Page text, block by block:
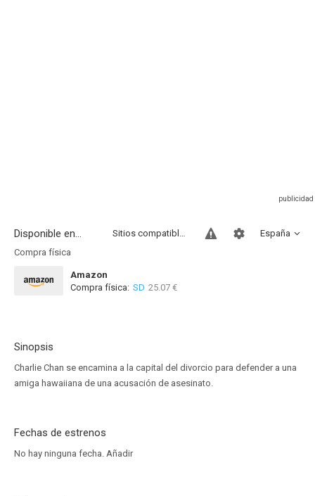
Disponible en... España
Sitios compatibles
Compra física
Amazon
Compra física: SD 25.07 €
Sinopsis
Charlie Chan se encamina a la capital del divorcio para defender a una
amiga hawaiiana de una acusación de asesinato.
Fechas de estrenos
No hay ninguna fecha. Añadir